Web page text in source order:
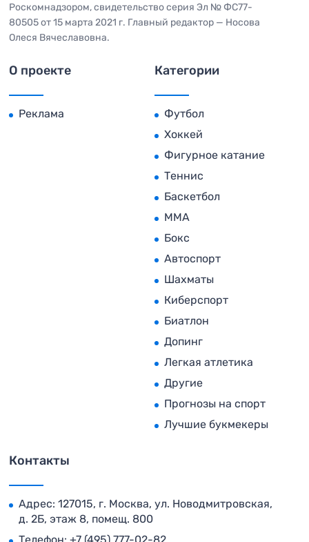
Роскомнадзором, свидетельство серия Эл № ФС77-
80505 от 15 марта 2021 г. Главный редактор — Носова
Олеся Вячеславовна.
О проекте
Реклама
Категории
Футбол
Хоккей
Фигурное катание
Теннис
Баскетбол
MMA
Бокс
Автоспорт
Шахматы
Киберспорт
Биатлон
Допинг
Легкая атлетика
Другие
Прогнозы на спорт
Лучшие букмекеры
Контакты
Адрес: 127015, г. Москва, ул. Новодмитровская,
д. 2Б, этаж 8, помещ. 800